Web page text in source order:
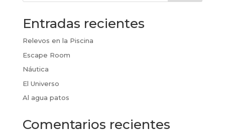
Entradas recientes
Relevos en la Piscina
Escape Room
Náutica
El Universo
Al agua patos
Comentarios recientes